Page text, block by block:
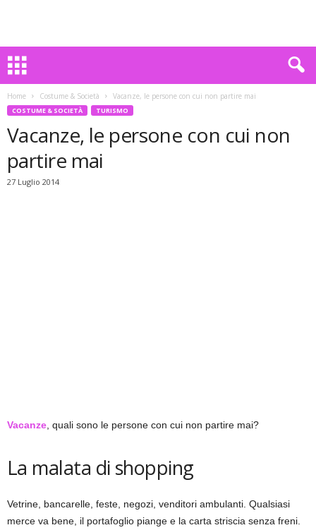
Home Costume & Società Vacanze, le persone con cui non partire mai
COSTUME & SOCIETÀ TURISMO
Vacanze, le persone con cui non
partire mai
27 Luglio 2014
Vacanze , quali sono le persone con cui non partire mai?
La malata di shopping
Vetrine, bancarelle, feste, negozi, venditori ambulanti. Qualsiasi
merce va bene, il portafoglio piange e la carta striscia senza freni.